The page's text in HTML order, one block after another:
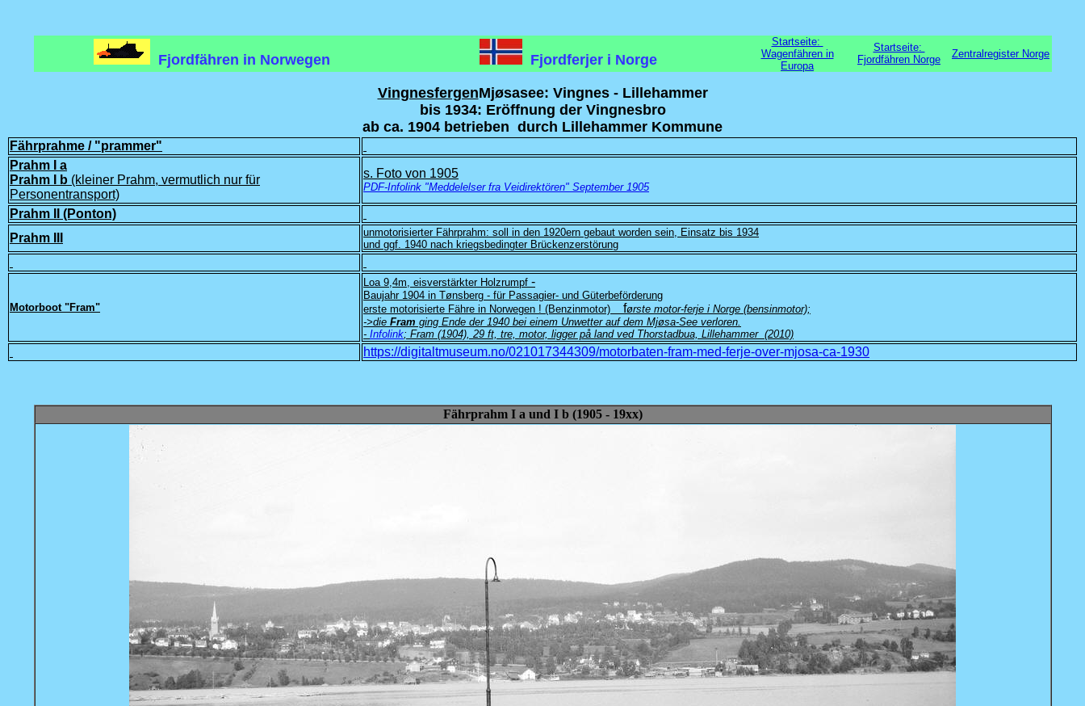
Fjordfähren in Norwegen Fjordferjer i Norge
Startseite:
Wagenfähren in
Europa
Startseite:
Fjordfähren Norge
Zentralregister Norge
VingnesfergenMjøsasee: Vingnes - Lillehammer
bis 1934: Eröffnung der Vingnesbro
ab ca. 1904 betrieben durch Lillehammer Kommune
Fährprahme / "prammer"
Prahm I a
Prahm I b (kleiner Prahm, vermutlich nur für
Personentransport)
s. Foto von 1905
PDF-Infolink "Meddelelser fra Veidirektören" September 1905
Prahm II (Ponton)
Prahm III
unmotorisierter Fährprahm: soll in den 1920ern gebaut worden sein, Einsatz bis 1934
und ggf. 1940 nach kriegsbedingter Brückenzerstörung
Motorboot "Fram"
Loa 9,4m, eisverstärkter Holzrumpf -
Baujahr 1904 in Tønsberg - für Passagier- und Güterbeförderung
erste motorisierte Fähre in Norwegen ! (Benzinmotor) første motor-ferje i Norge (bensinmotor);
->die Fram ging Ende der 1940 bei einem Unwetter auf dem Mjøsa-See verloren.
- Infolink; Fram (1904), 29 ft, tre, motor, ligger på land ved Thorstadbua, Lillehammer (2010)
https://digitaltmuseum.no/021017344309/motorbaten-fram-med-ferje-over-mjosa-ca-1930
Fährprahm I a und I b (1905 - 19xx)